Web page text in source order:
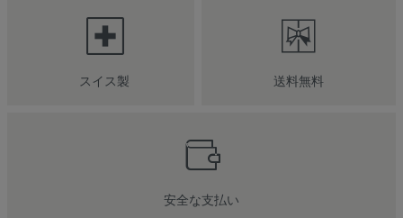
スイス製 送料無料
安全な支払い